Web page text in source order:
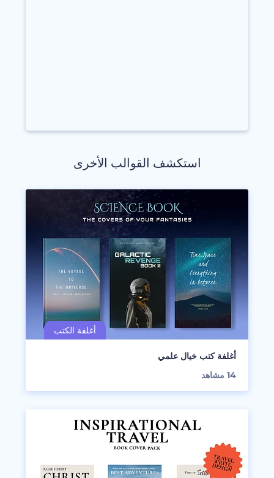
استكشف القوالب الأخرى
أغلفة كتب خيال علمي
14 مشاهد